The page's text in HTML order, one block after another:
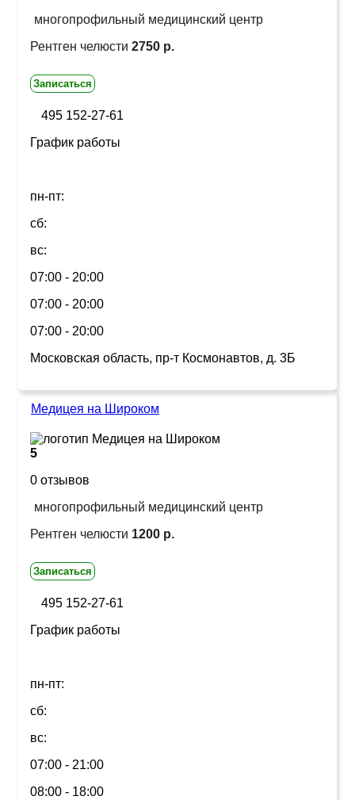
многопрофильный медицинский центр
Рентген челюсти 2750 р.
Записаться
495 152-27-61
График работы
пн-пт:
сб:
вс:
07:00 - 20:00
07:00 - 20:00
07:00 - 20:00
Московская область, пр-т Космонавтов, д. 3Б
Медицея на Широком
5
0 отзывов
многопрофильный медицинский центр
Рентген челюсти 1200 р.
Записаться
495 152-27-61
График работы
пн-пт:
сб:
вс:
07:00 - 21:00
08:00 - 18:00